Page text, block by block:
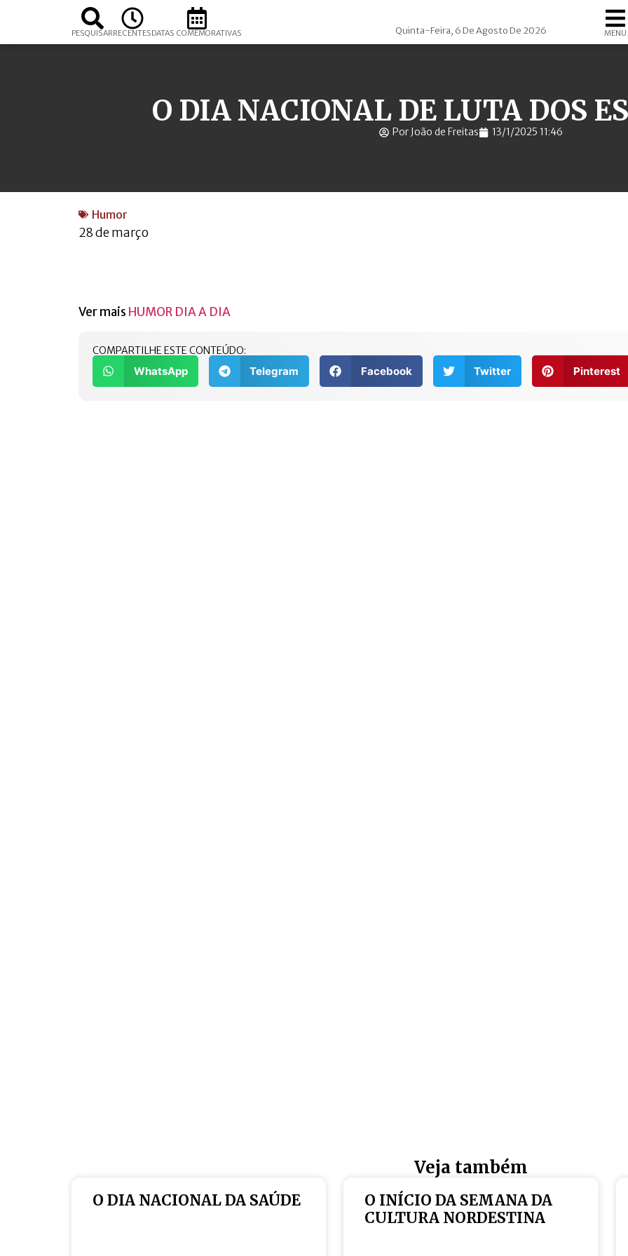
PESQUISARRECENTESDATAS COMEMORATIVAS Quinta-Feira, 6 De Agosto De 2026 MENU
O DIA NACIONAL DE LUTA DOS
Por João de Freitas 13/1/2025 11:46
Humor
28 de março
Ver mais HUMOR DIA A DIA
COMPARTILHE ESTE CONTEÚDO:
WhatsApp Telegram Facebook Twitter Pinterest
Veja também
O DIA NACIONAL DA SAÚDE
O INÍCIO DA SEMANA DA
CULTURA NORDESTINA